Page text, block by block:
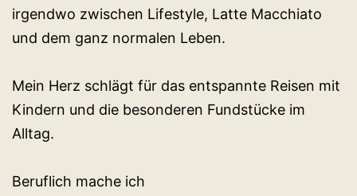
irgendwo zwischen Lifestyle, Latte Macchiato
und dem ganz normalen Leben.
Mein Herz schlägt für das entspannte Reisen mit
Kindern und die besonderen Fundstücke im
Alltag.
Beruflich mache ich